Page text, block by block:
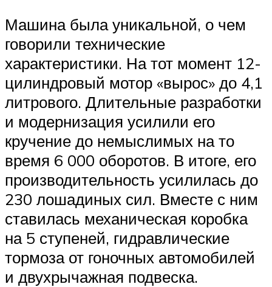
Машина была уникальной, о чем
говорили технические
характеристики. На тот момент 12-
цилиндровый мотор «вырос» до 4,1
литрового. Длительные разработки
и модернизация усилили его
кручение до немыслимых на то
время 6 000 оборотов. В итоге, его
производительность усилилась до
230 лошадиных сил. Вместе с ним
ставилась механическая коробка
на 5 ступеней, гидравлические
тормоза от гоночных автомобилей
и двухрычажная подвеска.